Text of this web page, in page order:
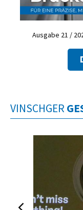
Ausgabe 21 /
VINSCHGER